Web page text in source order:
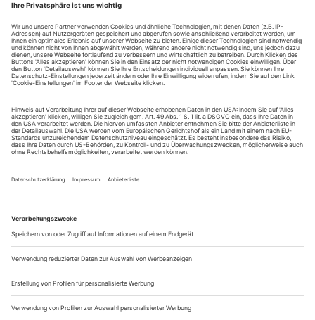
nicht vermählt es ist eine alte Geschichte. Er kauft für teures
Geld Ballettkarten, um ihr zu imponieren. Während der
Vorstellung sucht er verzweifelt nach dem Moment der
Gefühlseinigkeit. Er wird ihn schon in irgendeiner Art finden,
denn schließlich hat auch das Mädchen darauf gewartet....
potente paten
Italien steht kaum im Ruf, sonderlich effizient mit Geld umzugehen.
Kunst und Tanz aber haben dort Stifter gefunden, die ihnen das
Virgilio Sieni aus der Taufe
bedeutsame Kirche, in jeder halbwegs traditionsbewussten
Stadt ein eminentes Museum, und oft genug selbst in der
kleinsten Kapelle am Wegesrand noch ein Fresko, das man
gesehen haben muss: Italien ist ein Land der Kultur, eine
Kulturmarke. Und trägt schwer daran. Seit über zwei
Jahrzehnten ist klar, dass der...